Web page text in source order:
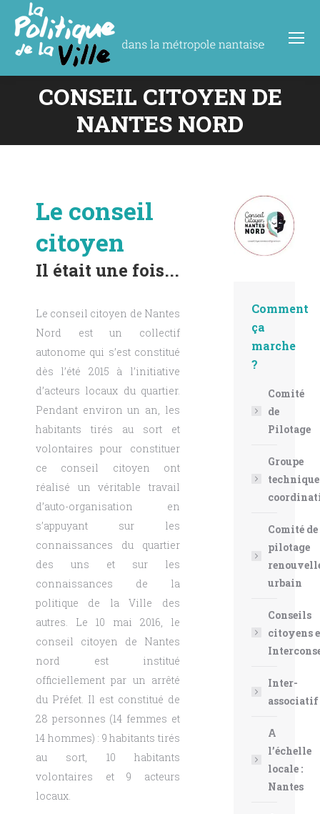
CONSEIL CITOYEN DE
NANTES NORD
Le conseil
citoyen
Il était une fois...
Le conseil citoyen de Nantes
Nord est un collectif
autonome qui s’est constitué
dès l’été 2015 à l’initiative
d’acteurs locaux du quartier.
Pendant environ un an, les
habitants tirés au sort et
volontaires pour constituer
ce conseil citoyen ont
réalisé un véritable travail
d’auto-organisation en
s’appuyant sur les
connaissances du quartier
des uns et sur les
connaissances de la
politique de la Ville des
autres. Le 10 mai 2016, le
conseil citoyen de Nantes
nord est institué
officiellement par un arrêté
du Préfet. Il est constitué de
28 personnes (14 femmes et
14 hommes) : 9 habitants tirés
au sort, 10 habitants
volontaires et 9 acteurs
locaux.
Comment
ça
marche
?
Comité
de
Pilotage
Groupe
technique
Comité de
pilotage
urbain
Conseils
citoyens
Inter-
associatif
A
l’échelle
locale :
Nantes